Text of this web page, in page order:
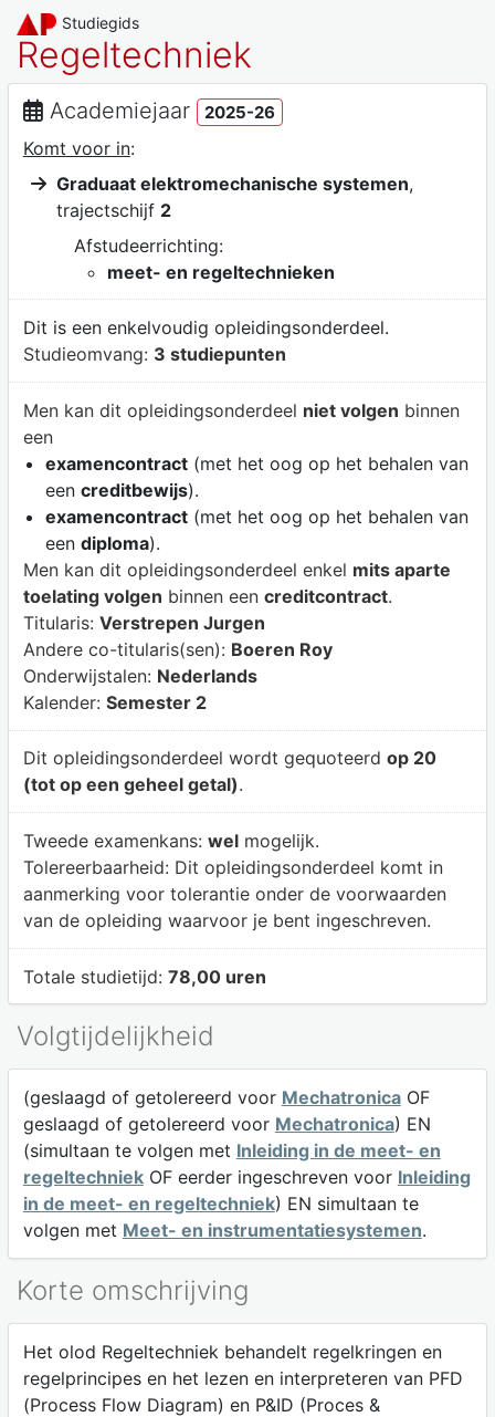
Studiegids
Regeltechniek
Academiejaar 2025-26
Komt voor in:
Graduaat elektromechanische systemen,
trajectschijf 2
Afstudeerrichting:
meet- en regeltechnieken
Dit is een enkelvoudig opleidingsonderdeel.
Studieomvang: 3 studiepunten
Men kan dit opleidingsonderdeel niet volgen binnen
een
examencontract(met het oog op het behalen van
een creditbewijs).
examencontract(met het oog op het behalen van
een diploma).
Men kan dit opleidingsonderdeel enkel mits aparte
toelating volgen binnen een creditcontract.
Titularis: Verstrepen Jurgen
Andere co-titularis(sen): Boeren Roy
Onderwijstalen: Nederlands
Kalender: Semester 2
Dit opleidingsonderdeel wordt gequoteerd op 20
(tot op een geheel getal).
Tweede examenkans: welmogelijk.
Tolereerbaarheid: Dit opleidingsonderdeel komt in
aanmerking voor tolerantie onder de voorwaarden
van de opleiding waarvoor je bent ingeschreven.
Totale studietijd: 78,00 uren
Volgtijdelijkheid
(geslaagd of getolereerd voor MechatronicaOF
geslaagd of getolereerd voor Mechatronica) EN
(simultaan te volgen met Inleiding in de meet- en
regeltechniekOF eerder ingeschreven voor Inleiding
in de meet- en regeltechniek) EN simultaan te
volgen met Meet- en instrumentatiesystemen.
Korte omschrijving
Het olod Regeltechniek behandelt regelkringen en
regelprincipes en het lezen en interpreteren van PFD
(Process Flow Diagram) en P&ID (Proces &